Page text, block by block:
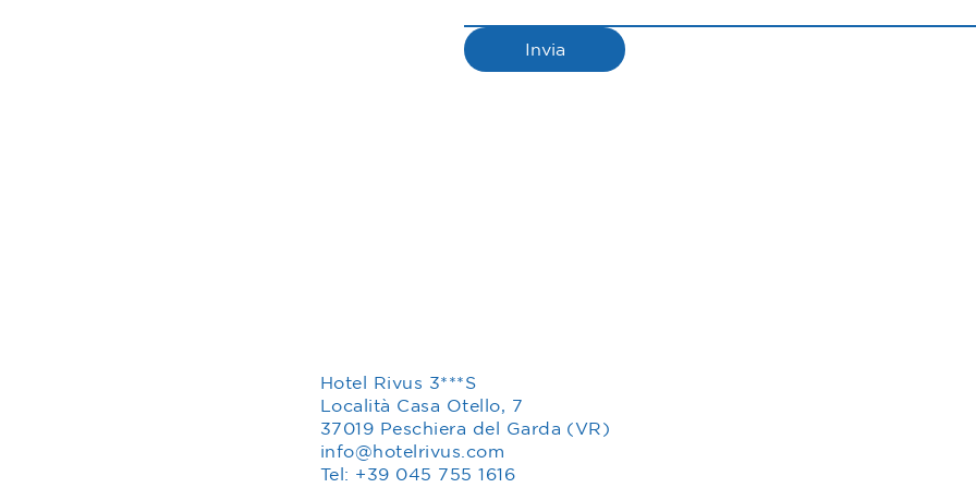
Invia
Hotel Rivus 3***S
​Località Casa Otello, 7
37019 Peschiera del Garda (VR)
info@hotelrivus.com
Tel: +39 045 755 1616